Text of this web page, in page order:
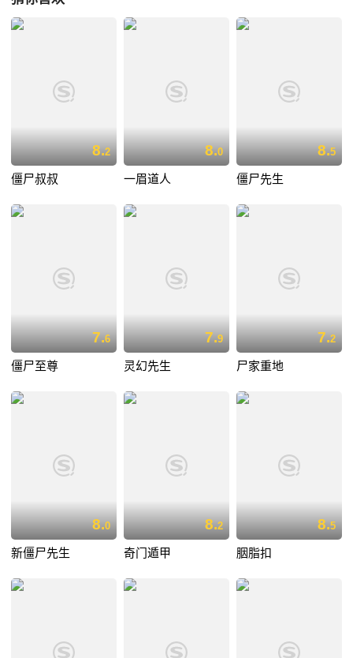
8.2
僵尸叔叔
8.0
一眉道人
8.5
僵尸先生
7.6
僵尸至尊
7.9
灵幻先生
7.2
尸家重地
8.0
新僵尸先生
8.2
奇门遁甲
8.5
胭脂扣